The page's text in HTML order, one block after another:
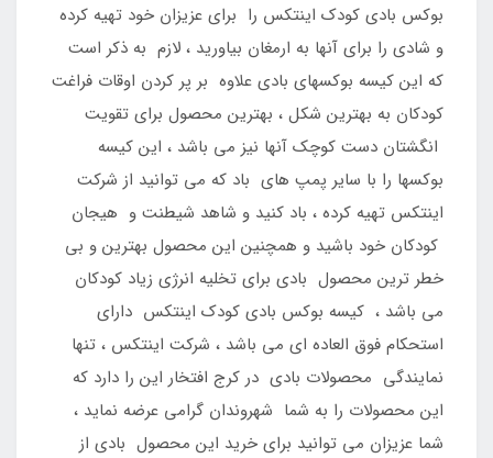
بوکس بادی کودک اینتکس را برای عزیزان خود تهیه کرده
و شادی را برای آنها به ارمغان بیاورید ، لازم به ذکر است
که این کیسه بوکسهای بادی علاوه بر پر کردن اوقات فراغت
کودکان به بهترین شکل ، بهترین محصول برای تقویت
انگشتان دست کوچک آنها نیز می باشد ، این کیسه
بوکسها را با سایر پمپ های باد که می توانید از شرکت
اینتکس تهیه کرده ، باد کنید و شاهد شیطنت و هیجان
کودکان خود باشید و همچنین این محصول بهترین و بی
خطر ترین محصول بادی برای تخلیه انرژی زیاد کودکان
می باشد ، کیسه بوکس بادی کودک اینتکس دارای
استحکام فوق العاده ای می باشد ، شرکت اینتکس ، تنها
نمایندگی محصولات بادی در کرج افتخار این را دارد که
این محصولات را به شما شهروندان گرامی عرضه نماید ،
شما عزیزان می توانید برای خرید این محصول بادی از